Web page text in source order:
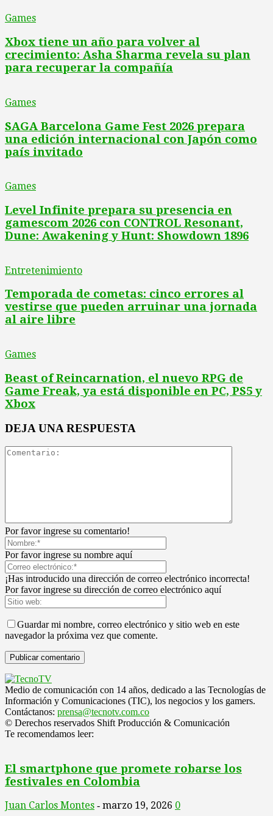
Games
Xbox tiene un año para volver al
crecimiento: Asha Sharma revela su plan
para recuperar la compañía
Games
SAGA Barcelona Game Fest 2026 prepara
una edición internacional con Japón como
país invitado
Games
Level Infinite prepara su presencia en
gamescom 2026 con CONTROL Resonant,
Dune: Awakening y Hunt: Showdown 1896
Entretenimiento
Temporada de cometas: cinco errores al
vestirse que pueden arruinar una jornada
al aire libre
Games
Beast of Reincarnation, el nuevo RPG de
Game Freak, ya está disponible en PC, PS5 y
Xbox
DEJA UNA RESPUESTA
Por favor ingrese su comentario!
Por favor ingrese su nombre aquí
¡Has introducido una dirección de correo electrónico incorrecta!
Por favor ingrese su dirección de correo electrónico aquí
Guardar mi nombre, correo electrónico y sitio web en este
navegador la próxima vez que comente.
Medio de comunicación con 14 años, dedicado a las Tecnologías de
Información y Comunicaciones (TIC), los negocios y los gamers.
Contáctanos: prensa@tecnotv.com.co
© Derechos reservados Shift Producción & Comunicación
Te recomendamos leer:
El smartphone que promete robarse los
festivales en Colombia
Juan Carlos Montes - marzo 19, 2026 0